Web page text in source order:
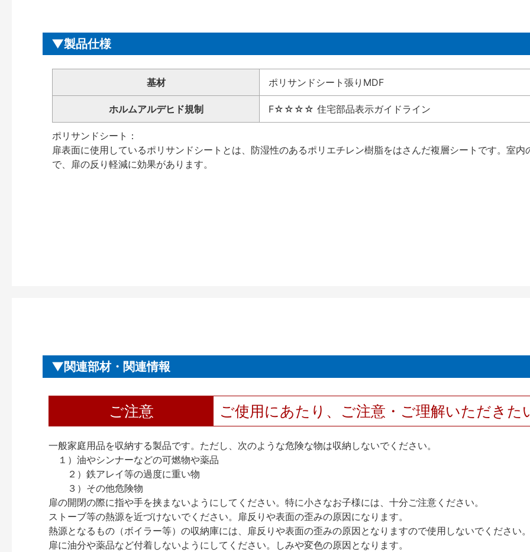
製品仕様
基材 ポリサンドシート張りMDF
ホルムアルデヒド規制 F☆☆☆☆ 住宅部品表示ガイドライン
ポリサンドシート：
扉表面に使用しているポリサンドシートとは、防湿性のあるポリエチレン樹脂をはさんだ複層シートです。室
で、扉の反り軽減に効果があります。
関連部材・関連情報
ご注意 ご使用にあたり、ご注意・ご理解いただきた
一般家庭用品を収納する製品です。ただし、次のような危険な物は収納しないでください。
１）油やシンナーなどの可燃物や薬品
２）鉄アレイ等の過度に重い物
３）その他危険物
扉の開閉の際に指や手を挟まないようにしてください。特に小さなお子様には、十分ご注意ください。
ストーブ等の熱源を近づけないでください。扉反りや表面の歪みの原因になります。
熱源となるもの（ボイラー等）の収納庫には、扉反りや表面の歪みの原因となりますので使用しないでください
扉に油分や薬品など付着しないようにしてください。しみや変色の原因となります。